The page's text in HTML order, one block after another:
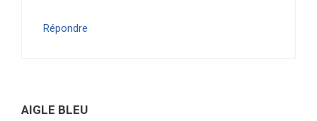
Répondre
AIGLE BLEU